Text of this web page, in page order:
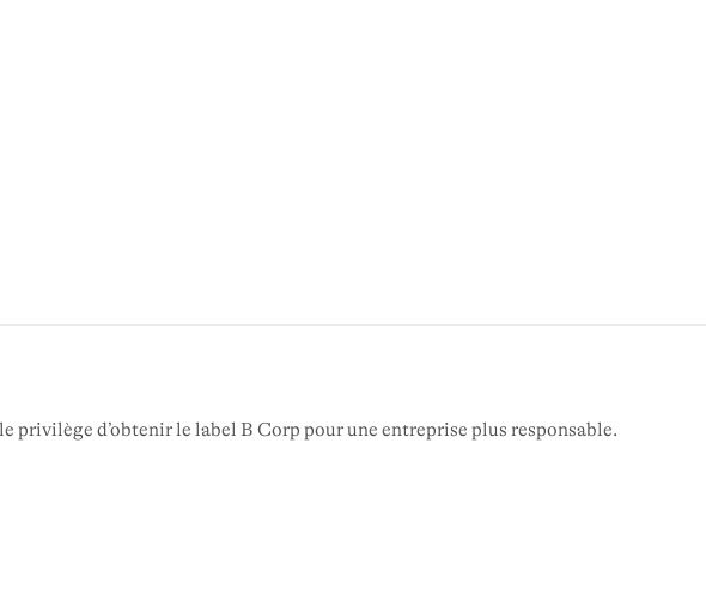
privilège d’obtenir le label B Corp pour une entreprise plus responsable.